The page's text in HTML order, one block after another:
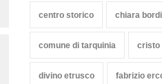
centro storico chiara bordi
comune di tarquinia cristo
divino etrusco fabrizio